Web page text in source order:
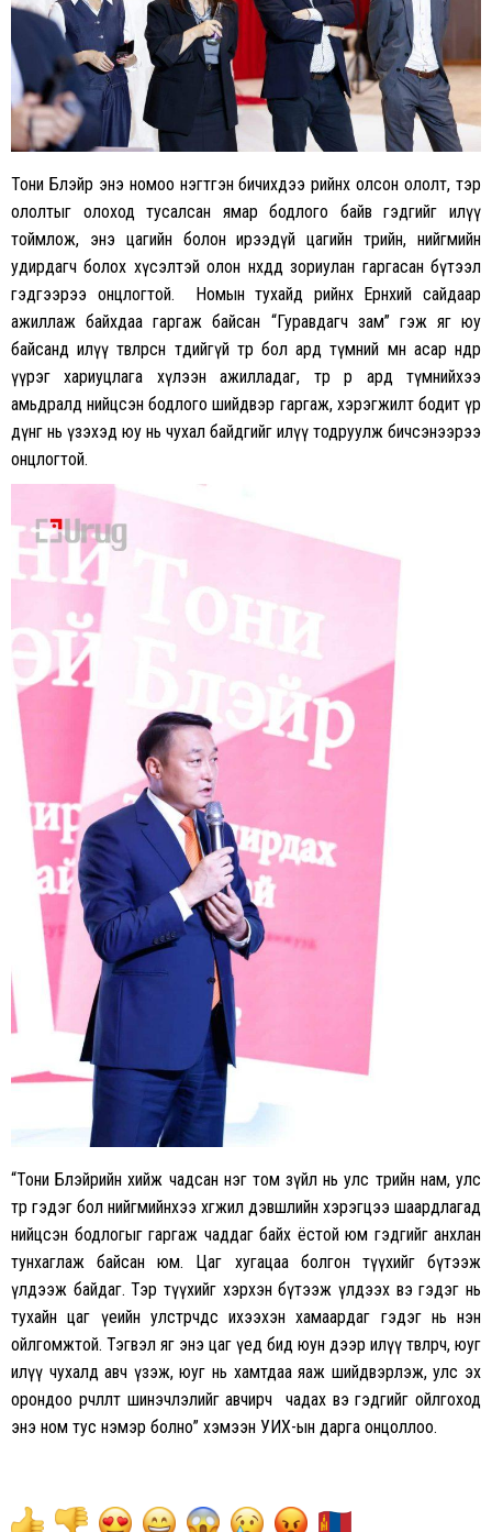
Тони Блэйр энэ номоо нэгтгэн бичихдээ өөрийнхөө олсон ололт, тэр
ололтыг олоход тусалсан ямар бодлого байв гэдгийг илүү
тоймлож, энэ цагийн болон ирээдүй цагийн төрийн, нийгмийн
удирдагч болох хүсэлтэй олон нөхдөд зориулан гаргасан бүтээл
гэдгээрээ онцлогтой. Номын тухайд өөрийнхөө Ерөнхий сайдаар
ажиллаж байхдаа гаргаж байсан “Гуравдагч зам” гэж яг юу
байсанд илүү төвлөрсөн төдийгүй төр бол ард түмний өмнө асар өндөр
үүрэг хариуцлага хүлээн ажилладаг, төр өөрөө ард түмнийхээ
амьдралд нийцсэн бодлого шийдвэр гаргаж, хэрэгжилт бодит үр
дүнг нь үзэхэд юу нь чухал байдгийг илүү тодруулж бичсэнээрээ
онцлогтой.
“Тони Блэйрийн хийж чадсан нэг том зүйл нь улс төрийн нам, улс
төр гэдэг бол нийгмийнхээ хөгжил дэвшлийн хэрэгцээ шаардлагад
нийцсэн бодлогыг гаргаж чаддаг байх ёстой юм гэдгийг анхлан
тунхаглаж байсан юм. Цаг хугацаа болгон түүхийг бүтээж
үлдээж байдаг. Тэр түүхийг хэрхэн бүтээж үлдээх вэ гэдэг нь
тухайн цаг үеийн улстөрчдөөс ихээхэн хамаардаг гэдэг нь нэн
ойлгомжтой. Тэгвэл яг энэ цаг үед бид юун дээр илүү төвлөрч, юуг
илүү чухалд авч үзэж, юуг нь хамтдаа яаж шийдвэрлэж, улс эх
орондоо өөрчлөлт шинэчлэлийг авчирч чадах вэ гэдгийг ойлгоход
энэ ном тус нэмэр болно” хэмээн УИХ-ын дарга онцоллоо.